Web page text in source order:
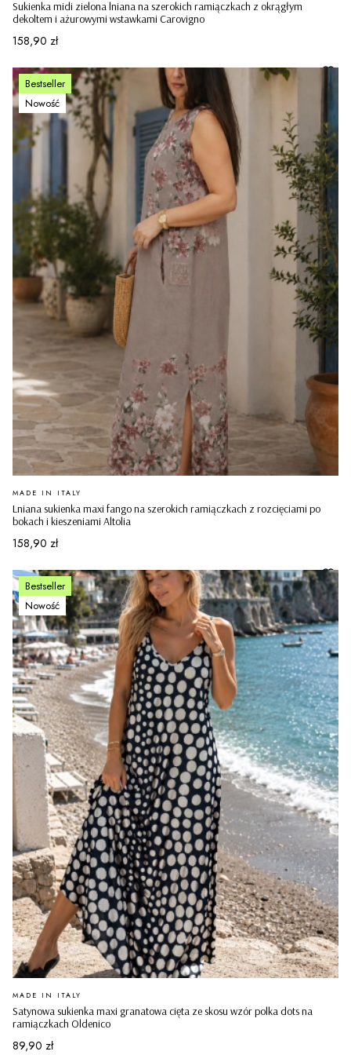
Sukienka midi zielona lniana na szerokich ramiączkach z okrągłym
dekoltem i ażurowymi wstawkami Carovigno
Cena
158,90 zł
Bestseller
Nowość
Lniana sukienka maxi fango na szerokich ramiączkach z rozcięciami po
bokach i kieszeniami Altolia
PRODUCENT
MADE IN ITALY
Cena
158,90 zł
Bestseller
Nowość
Satynowa sukienka maxi granatowa cięta ze skosu wzór polka dots na
ramiączkach Oldenico
PRODUCENT
MADE IN ITALY
Cena
89,90 zł